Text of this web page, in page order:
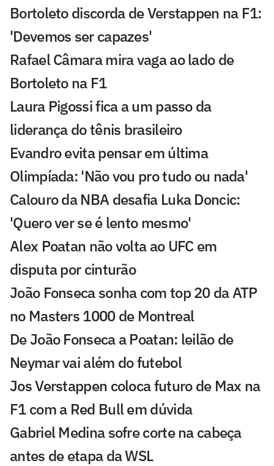
Bortoleto discorda de Verstappen na F1:
'Devemos ser capazes'
Rafael Câmara mira vaga ao lado de
Bortoleto na F1
Laura Pigossi fica a um passo da
liderança do tênis brasileiro
Evandro evita pensar em última
Olimpíada: 'Não vou pro tudo ou nada'
Calouro da NBA desafia Luka Doncic:
'Quero ver se é lento mesmo'
Alex Poatan não volta ao UFC em
disputa por cinturão
João Fonseca sonha com top 20 da ATP
no Masters 1000 de Montreal
De João Fonseca a Poatan: leilão de
Neymar vai além do futebol
Jos Verstappen coloca futuro de Max na
F1 com a Red Bull em dúvida
Gabriel Medina sofre corte na cabeça
antes de etapa da WSL